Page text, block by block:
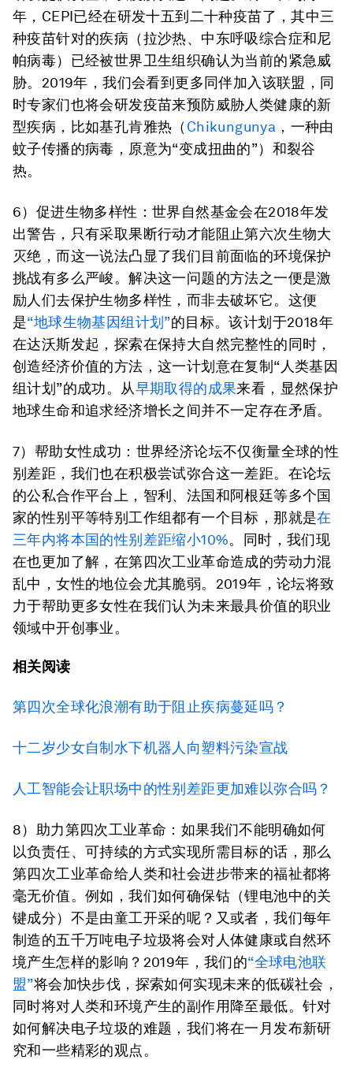
年，CEPI已经在研发十五到二十种疫苗了，其中三
种疫苗针对的疾病（拉沙热、中东呼吸综合症和尼
帕病毒）已经被世界卫生组织确认为当前的紧急威
胁。2019年，我们会看到更多同伴加入该联盟，同
时专家们也将会研发疫苗来预防威胁人类健康的新
型疾病，比如基孔肯雅热（ Chikungunya ，一种由
蚊子传播的病毒，原意为“变成扭曲的”）和裂谷
热。
6）促进生物多样性： 世界自然基金会在2018年发
出警告，只有采取果断行动才能阻止第六次生物大
灭绝，而这一说法凸显了我们目前面临的环境保护
挑战有多么严峻。解决这一问题的方法之一便是激
励人们去保护生物多样性，而非去破坏它。这便
是“地球生物基因组计划”的目标。该计划于2018年
在达沃斯发起，探索在保持大自然完整性的同时，
创造经济价值的方法，这一计划意在复制“人类基因
组计划”的成功。从早期取得的成果来看，显然保护
地球生命和追求经济增长之间并不一定存在矛盾。
7）帮助女性成功： 世界经济论坛不仅衡量全球的性
别差距，我们也在积极尝试弥合这一差距。在论坛
的公私合作平台上，智利、法国和阿根廷等多个国
家的性别平等特别工作组都有一个目标，那就是在
三年内将本国的性别差距缩小10%。同时，我们现
在也更加了解，在第四次工业革命造成的劳动力混
乱中，女性的地位会尤其脆弱。2019年，论坛将致
力于帮助更多女性在我们认为未来最具价值的职业
领域中开创事业。
相关阅读
第四次全球化浪潮有助于阻止疾病蔓延吗？
十二岁少女自制水下机器人向塑料污染宣战
人工智能会让职场中的性别差距更加难以弥合吗？
8）助力第四次工业革命： 如果我们不能明确如何
以负责任、可持续的方式实现所需目标的话，那么
第四次工业革命给人类和社会进步带来的福祉都将
毫无价值。例如，我们如何确保钴（锂电池中的关
键成分）不是由童工开采的呢？又或者，我们每年
制造的五千万吨电子垃圾将会对人体健康或自然环
境产生怎样的影响？2019年，我们的“全球电池联
盟”将会加快步伐，探索如何实现未来的低碳社会，
同时将对人类和环境产生的副作用降至最低。针对
如何解决电子垃圾的难题，我们将在一月发布新研
究和一些精彩的观点。